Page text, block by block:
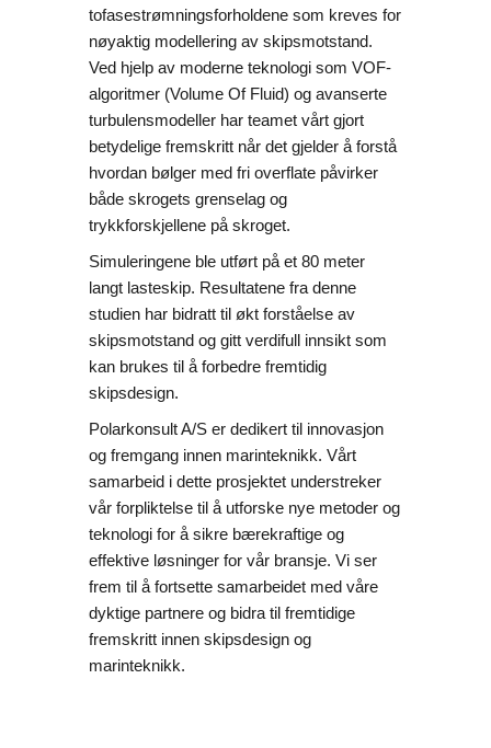
tofasestrømningsforholdene som kreves for
nøyaktig modellering av skipsmotstand.
Ved hjelp av moderne teknologi som VOF-
algoritmer (Volume Of Fluid) og avanserte
turbulensmodeller har teamet vårt gjort
betydelige fremskritt når det gjelder å forstå
hvordan bølger med fri overflate påvirker
både skrogets grenselag og
trykkforskjellene på skroget.
Simuleringene ble utført på et 80 meter
langt lasteskip. Resultatene fra denne
studien har bidratt til økt forståelse av
skipsmotstand og gitt verdifull innsikt som
kan brukes til å forbedre fremtidig
skipsdesign.
Polarkonsult A/S er dedikert til innovasjon
og fremgang innen marinteknikk. Vårt
samarbeid i dette prosjektet understreker
vår forpliktelse til å utforske nye metoder og
teknologi for å sikre bærekraftige og
effektive løsninger for vår bransje. Vi ser
frem til å fortsette samarbeidet med våre
dyktige partnere og bidra til fremtidige
fremskritt innen skipsdesign og
marinteknikk.